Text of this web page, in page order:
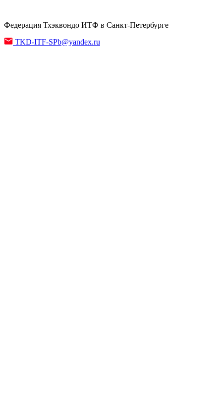
Федерация Тхэквондо ИТФ в Санкт-Петербурге
TKD-ITF-SPb@yandex.ru